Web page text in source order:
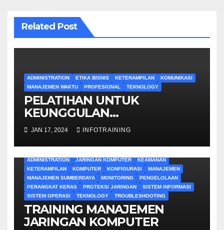
Related Post
ADMINISTRATION ETIKA BISNIS KETERAMPILAN
KOMUNIKASI
MANAJEMEN WAKTU
PROFESIONAL TEKNOLOGY
PELATIHAN UNTUK
KEUNGGULAN
ADMINISTRATIF
JAN 17, 2024 INFOTRAINING
ADMINISTRATION JARINGAN KOMPUTER
KEAMANAN
KETERAMPILAN
KOMPUTER KONFIGURASI
MANAJEMEN
MANAJEMEN SUMBERDAYA
MONITORING
PENGELOLAAN
PERANGKAT KERAS
PROTEKSI JARINGAN
SISTEM INFORMASI
SISTEM OPERASI
TEKNOLOGY TROUBLESHOOTING
TRAINING MANAJEMEN
JARINGAN KOMPUTER